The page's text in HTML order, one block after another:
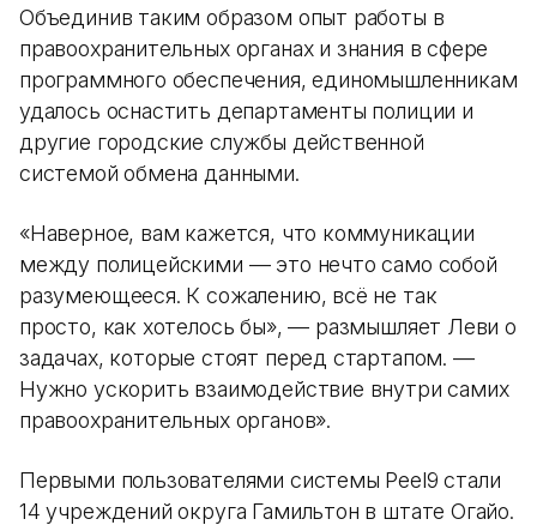
Объединив таким образом опыт работы в
правоохранительных органах и знания в сфере
программного обеспечения, единомышленникам
удалось оснастить департаменты полиции и
другие городские службы действенной
системой обмена данными.
«Наверное, вам кажется, что коммуникации
между полицейскими — это нечто само собой
разумеющееся. К сожалению, всё не так
просто, как хотелось бы», — размышляет Леви о
задачах, которые стоят перед стартапом. —
Нужно ускорить взаимодействие внутри самих
правоохранительных органов».
Первыми пользователями системы Peel9 стали
14 учреждений округа Гамильтон в штате Огайо.